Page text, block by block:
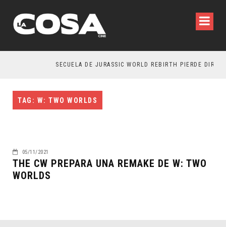
SECUELA DE JURASSIC WORLD REBIRTH PIERDE
TAG: W: TWO WORLDS
05/11/2021
THE CW PREPARA UNA REMAKE DE W: TWO
WORLDS